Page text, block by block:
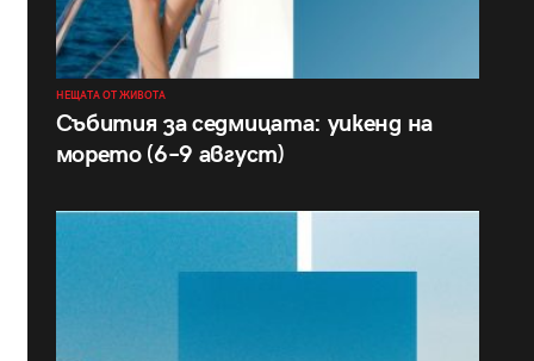
НЕЩАТА ОТ ЖИВОТА
Събития за седмицата: уикенд на
морето (6–9 август)